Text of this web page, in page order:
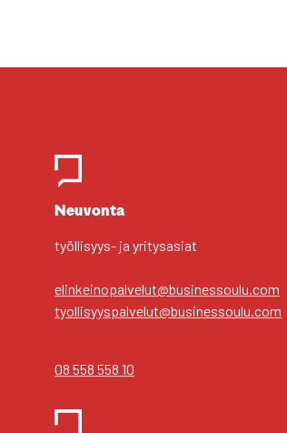
Yhteys­hen­ki­löt
Neu­von­ta
työl­li­syys- ja yri­tys­asiat
elinkeinopalvelut@businessoulu.com
tyollisyyspalvelut@businessoulu.com
08 558 558 10